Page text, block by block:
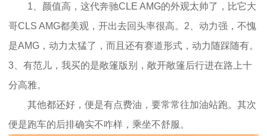
1、颜值高，这代奔驰CLE AMG的外观太帅了，比它大
哥CLS AMG都美观，开出去回头率很高。2、动力强，不愧
是AMG，动力太猛了，而且还有赛道形式，动力随踩随有。
3、有范儿，我买的是敞篷版别，敞开敞篷后行进在路上十
分高雅。
其他都还好，便是有点费油，要常常往加油站跑。其次
便是跑车的后排确实不咋样，乘坐不舒服。